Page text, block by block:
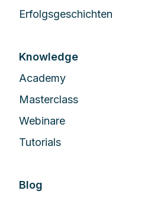
Erfolgsgeschichten
Knowledge
Academy
Masterclass
Webinare
Tutorials
Blog